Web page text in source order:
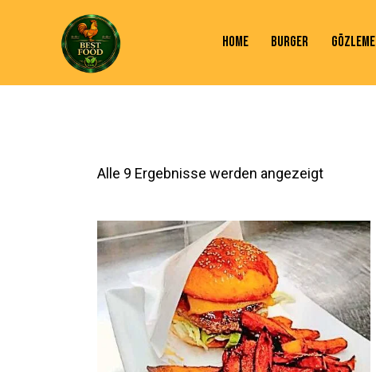
HOME BURGER GÖZLEME
Alle 9 Ergebnisse werden angezeigt
SEARCH